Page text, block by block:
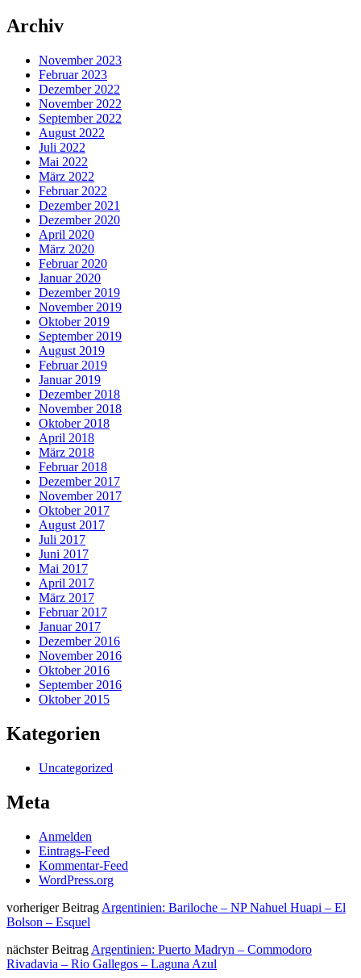
Archiv
November 2023
Februar 2023
Dezember 2022
November 2022
September 2022
August 2022
Juli 2022
Mai 2022
März 2022
Februar 2022
Dezember 2021
Dezember 2020
April 2020
März 2020
Februar 2020
Januar 2020
Dezember 2019
November 2019
Oktober 2019
September 2019
August 2019
Februar 2019
Januar 2019
Dezember 2018
November 2018
Oktober 2018
April 2018
März 2018
Februar 2018
Dezember 2017
November 2017
Oktober 2017
August 2017
Juli 2017
Juni 2017
Mai 2017
April 2017
März 2017
Februar 2017
Januar 2017
Dezember 2016
November 2016
Oktober 2016
September 2016
Oktober 2015
Kategorien
Uncategorized
Meta
Anmelden
Eintrags-Feed
Kommentar-Feed
WordPress.org
vorheriger Beitrag Argentinien: Bariloche – NP Nahuel Huapi – El
Bolson – Esquel
nächster Beitrag Argentinien: Puerto Madryn – Commodoro
Rivadavia – Rio Gallegos – Laguna Azul